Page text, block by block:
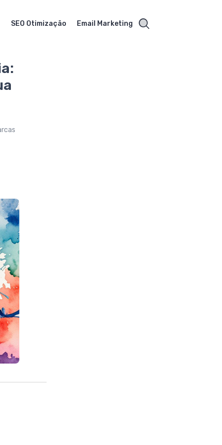
SEO Otimização Email Marketing